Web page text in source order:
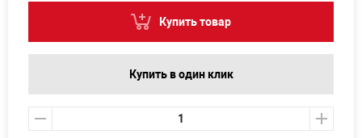
Купить товар
Купить в один клик